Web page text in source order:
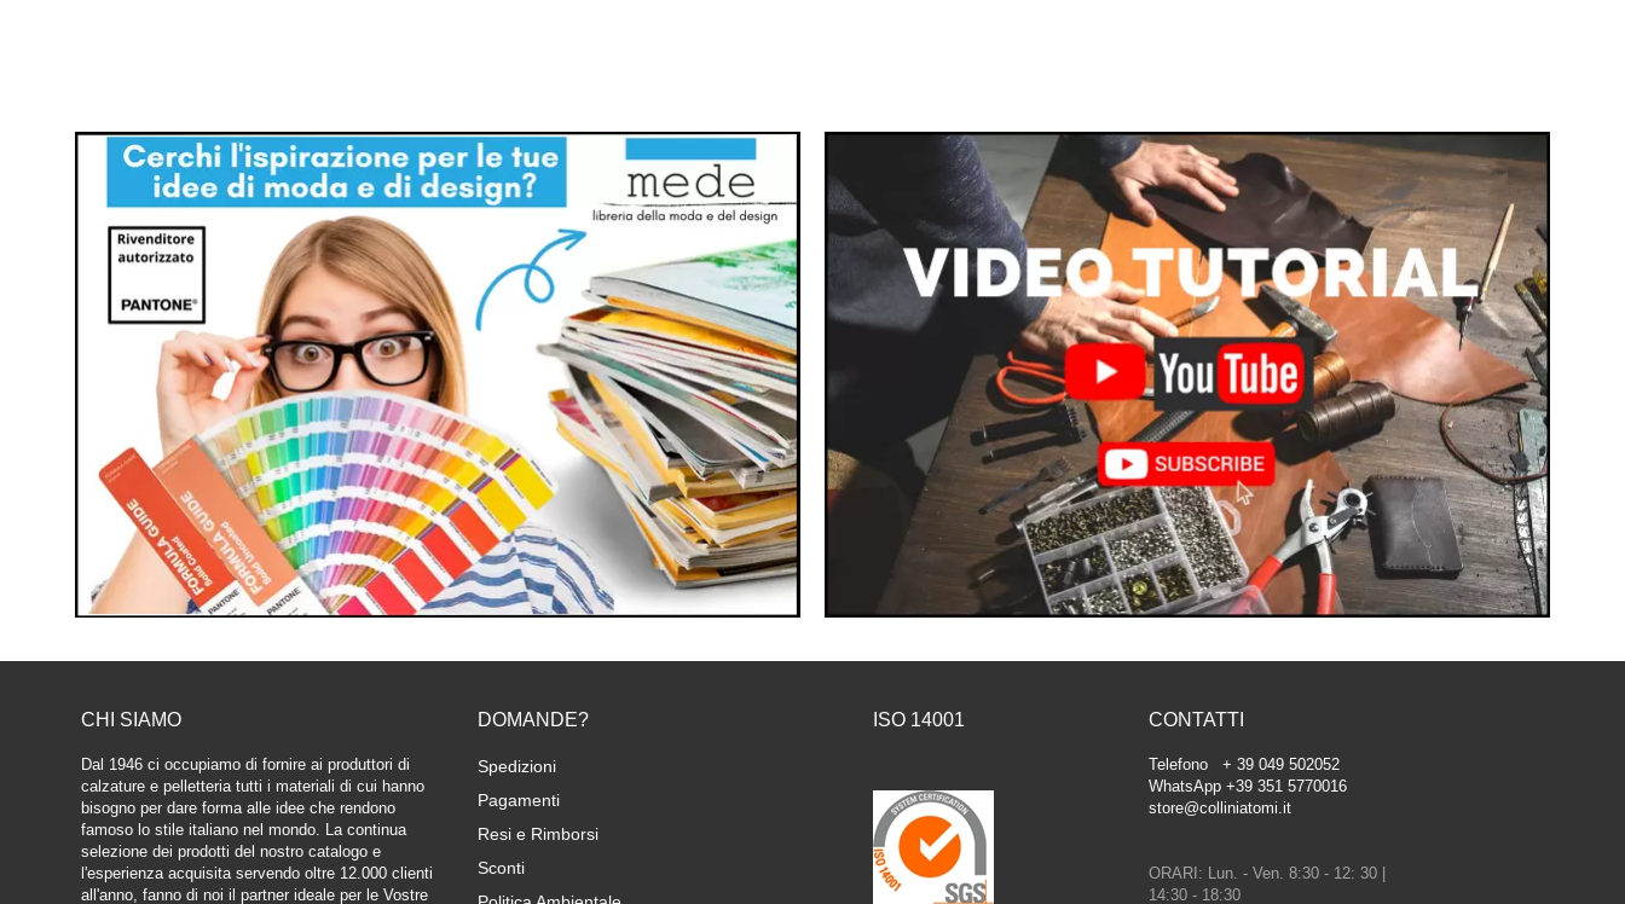
CHI SIAMO
Dal 1946 ci occupiamo di fornire ai produttori di
calzature e pelletteria tutti i materiali di cui hanno
bisogno per dare forma alle idee che rendono
famoso lo stile italiano nel mondo. La continua
selezione dei prodotti del nostro catalogo e
l'esperienza acquisita servendo oltre 12.000 clienti
all'anno, fanno di noi il partner ideale per le Vostre
DOMANDE?
Spedizioni
Pagamenti
Resi e Rimborsi
Sconti
ISO 14001 CONTATTI
Telefono + 39 049 502052
WhatsApp +39 351 5770016
store@colliniatomi.it
ORARI: Lun. - Ven. 8:30 - 12: 30 |
14:30 - 18:30